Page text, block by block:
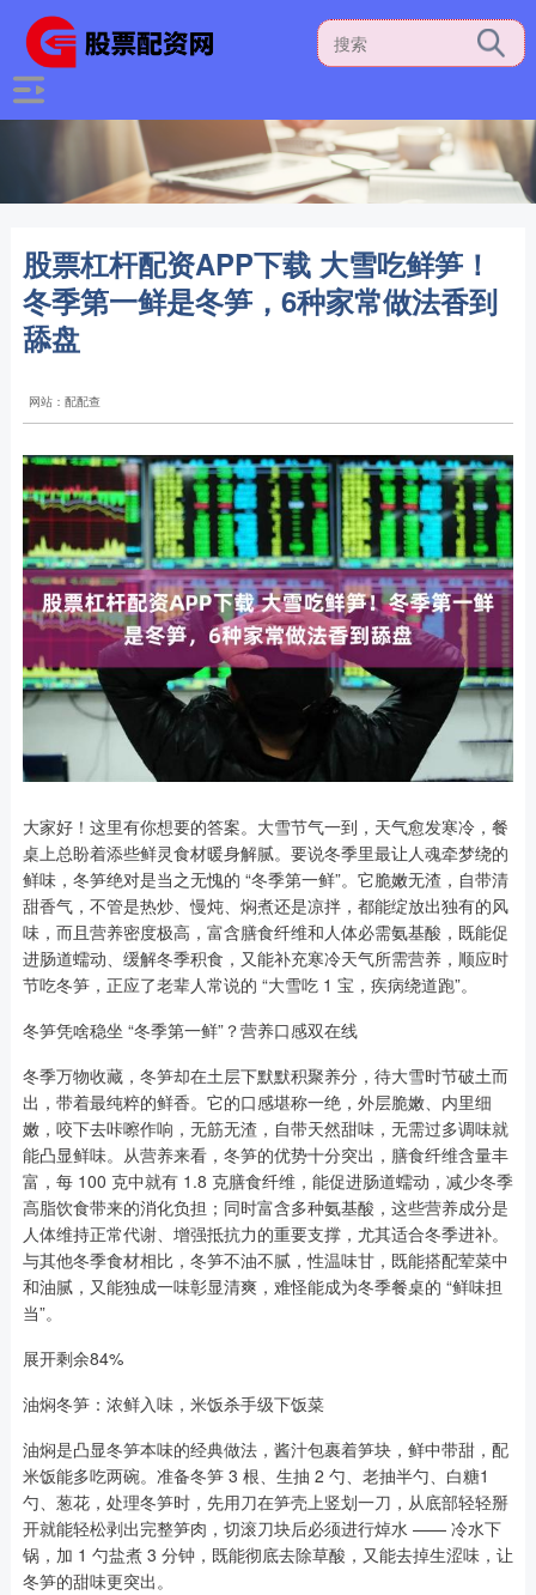
股票杠杆配资APP下载 大雪吃鲜笋！
冬季第一鲜是冬笋，6种家常做法香到
舔盘
网站：配配查
大家好！这里有你想要的答案。大雪节气一到，天气愈发寒冷，餐
桌上总盼着添些鲜灵食材暖身解腻。要说冬季里最让人魂牵梦绕的
鲜味，冬笋绝对是当之无愧的 “冬季第一鲜”。它脆嫩无渣，自带清
甜香气，不管是热炒、慢炖、焖煮还是凉拌，都能绽放出独有的风
味，而且营养密度极高，富含膳食纤维和人体必需氨基酸，既能促
进肠道蠕动、缓解冬季积食，又能补充寒冷天气所需营养，顺应时
节吃冬笋，正应了老辈人常说的 “大雪吃 1 宝，疾病绕道跑”。
冬笋凭啥稳坐 “冬季第一鲜”？营养口感双在线
冬季万物收藏，冬笋却在土层下默默积聚养分，待大雪时节破土而
出，带着最纯粹的鲜香。它的口感堪称一绝，外层脆嫩、内里细
嫩，咬下去咔嚓作响，无筋无渣，自带天然甜味，无需过多调味就
能凸显鲜味。从营养来看，冬笋的优势十分突出，膳食纤维含量丰
富，每 100 克中就有 1.8 克膳食纤维，能促进肠道蠕动，减少冬季
高脂饮食带来的消化负担；同时富含多种氨基酸，这些营养成分是
人体维持正常代谢、增强抵抗力的重要支撑，尤其适合冬季进补。
与其他冬季食材相比，冬笋不油不腻，性温味甘，既能搭配荤菜中
和油腻，又能独成一味彰显清爽，难怪能成为冬季餐桌的 “鲜味担
当”。
展开剩余84%
油焖冬笋：浓鲜入味，米饭杀手级下饭菜
油焖是凸显冬笋本味的经典做法，酱汁包裹着笋块，鲜中带甜，配
米饭能多吃两碗。准备冬笋 3 根、生抽 2 勺、老抽半勺、白糖1
勺、葱花，处理冬笋时，先用刀在笋壳上竖划一刀，从底部轻轻掰
开就能轻松剥出完整笋肉，切滚刀块后必须进行焯水 —— 冷水下
锅，加 1 勺盐煮 3 分钟，既能彻底去除草酸，又能去掉生涩味，让
冬笋的甜味更突出。